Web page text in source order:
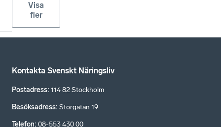
Visa
fler
Kontakta Svenskt Näringsliv
Postadress: 114 82 Stockholm
Besöksadress: Storgatan 19
Telefon: 08-553 430 00